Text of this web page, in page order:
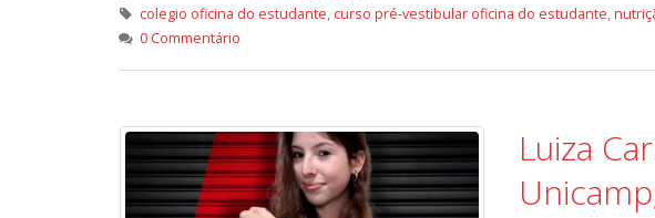
colegio oficina do estudante, curso pré-vestibular oficina do estudante,
0 Commentário
Luiza